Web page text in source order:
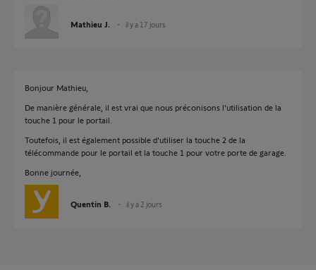
Mathieu J. il y a 17 jours
Bonjour Mathieu,
De manière générale, il est vrai que nous préconisons l'utilisation de la
touche 1 pour le portail.
Toutefois, il est également possible d'utiliser la touche 2 de la
télécommande pour le portail et la touche 1 pour votre porte de garage.
Bonne journée,
Quentin B. il y a 2 jours